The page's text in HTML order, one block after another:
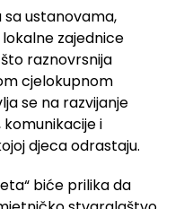
sa ustanovama,
zajednice
raznovrsnija
cjelokupnom
se na razvijanje
i
djeca odrastaju.
biće prilika da